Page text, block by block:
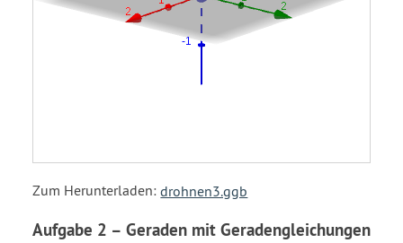
Zum Herunterladen: drohnen3.ggb
Aufgabe 2 – Geraden mit Geradengleichungen